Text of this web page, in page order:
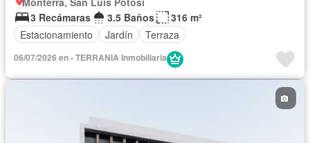
3 Recámaras
3.5 Baños
316 m²
Estacionamiento
Jardín Terraza
06/07/2026 en - TERRANIA Inmobiliaria